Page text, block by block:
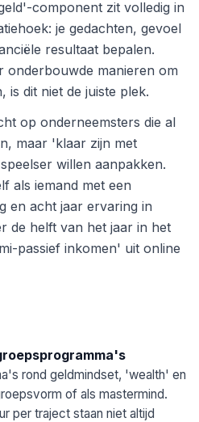
component zit volledig in
je gedachten, gevoel
resultaat bepalen.
onderbouwde manieren om
is dit niet de juiste plek.
op onderneemsters die al
maar 'klaar zijn met
willen aanpakken.
als iemand met een
en acht jaar ervaring in
de helft van het jaar in het
passief inkomen' uit online
rond geldmindset, 'wealth' en
of als mastermind.
per traject staan niet altijd